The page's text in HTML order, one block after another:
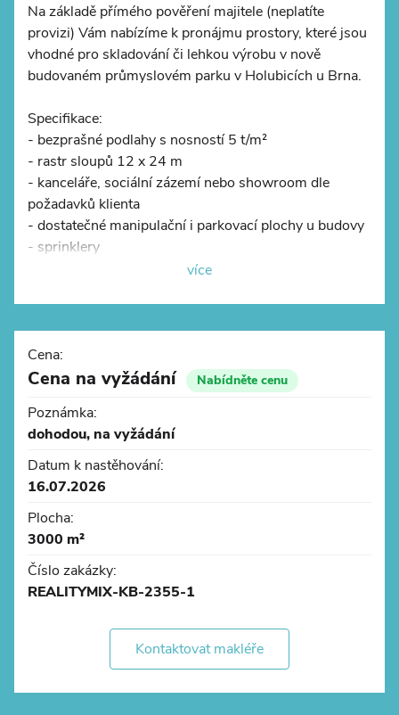
Na základě přímého pověření majitele (neplatíte
provizi) Vám nabízíme k pronájmu prostory, které jsou
vhodné pro skladování či lehkou výrobu v nově
budovaném průmyslovém parku v Holubicích u Brna.
Specifikace:
- bezprašné podlahy s nosností 5 t/m²
- rastr sloupů 12 x 24 m
- kanceláře, sociální zázemí nebo showroom dle
požadavků klienta
- dostatečné manipulační i parkovací plochy u budovy
- sprinklery
Lokalita:
- areál se nachází u exitu 210 z D1
- autobusová zastávka v docházkové vzdálenosti
- centrum Brna 15 km, letiště Brno 13 km
více
Cena:
Cena na vyžádání Nabídněte cenu
Poznámka:
dohodou, na vyžádání
Datum k nastěhování:
16.07.2026
Plocha:
3000 m²
Číslo zakázky:
REALITYMIX-KB-2355-1
Kontaktovat makléře